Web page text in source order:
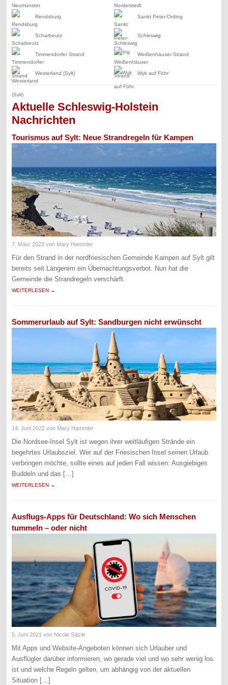
Rendsburg Sankt Peter-Ording
Scharbeutz Schleswig
Timmendorfer Strand Weißenhäuser Strand
Westerland (Sylt) Wyk auf Föhr
Aktuelle Schleswig-Holstein
Nachrichten
Tourismus auf Sylt: Neue Strandregeln für Kampen
7. März 2023 von Mary Hammler
Für den Strand in der nordfriesischen Gemeinde Kampen auf Sylt gilt
bereits seit Längerem ein Übernachtungsverbot. Nun hat die
Gemeinde die Strandregeln verschärft.
WEITERLESEN →
Sommerurlaub auf Sylt: Sandburgen nicht erwünscht
14. Juni 2022 von Mary Hammler
Die Nordsee-Insel Sylt ist wegen ihrer weitläufigen Strände ein
begehrtes Urlaubsziel. Wer auf der Friesischen Insel seinen Urlaub
verbringen möchte, sollte eines auf jeden Fall wissen: Ausgiebiges
Buddeln und das […]
WEITERLESEN →
Ausflugs-Apps für Deutschland: Wo sich Menschen
tummeln – oder nicht
5. Juni 2021 von Nicole Sälzle
Mit Apps und Website-Angeboten können sich Urlauber und
Ausflügler darüber informieren, wo gerade viel und wo sehr wenig los
ist und welche Regeln gelten, um abhängig von der aktuellen
Situation […]